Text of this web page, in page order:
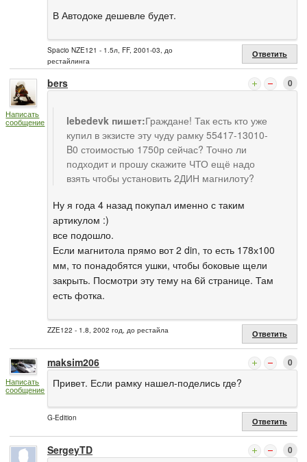
В Автодоке дешевле будет.
Spacio NZE121 - 1.5л, FF, 2001-03, до
рестайлинга
Ответить
Написать
сообщение
bers 0
lebedevk пишет:Граждане! Так есть кто уже
купил в экзисте эту чуду рамку 55417-13010-
B0 стоимостью 1750р сейчас? Точно ли
подходит и прошу скажите ЧТО ещё надо
взять чтобы установить 2ДИН магнилоту?
Ну я года 4 назад покупал именно с таким
артикулом :)
все подошло.
Если магнитола прямо вот 2 din, то есть 178х100
мм, то понадобятся ушки, чтобы боковые щели
закрыть. Посмотри эту тему на 6й странице. Там
есть фотка.
ZZE122 - 1.8, 2002 год, до рестайла Ответить
Написать
сообщение
maksim206 0
Привет. Если рамку нашел-поделись где?
G-Edition Ответить
SergeyTD 0